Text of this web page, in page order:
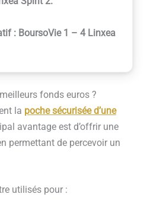
: BoursoVie 1 – 4 Linxea
fonds euros ?
la poche sécurisée d’une
avantage est d’offrir une
permettant de percevoir un
utilisés pour :